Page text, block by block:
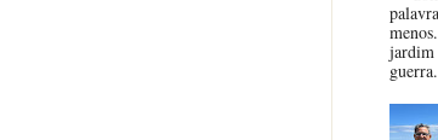
jardim